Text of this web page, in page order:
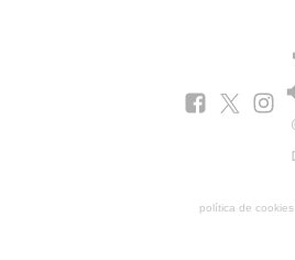
política de cookies